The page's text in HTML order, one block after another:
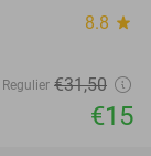
8.8 star
Regulier €31,50
€15